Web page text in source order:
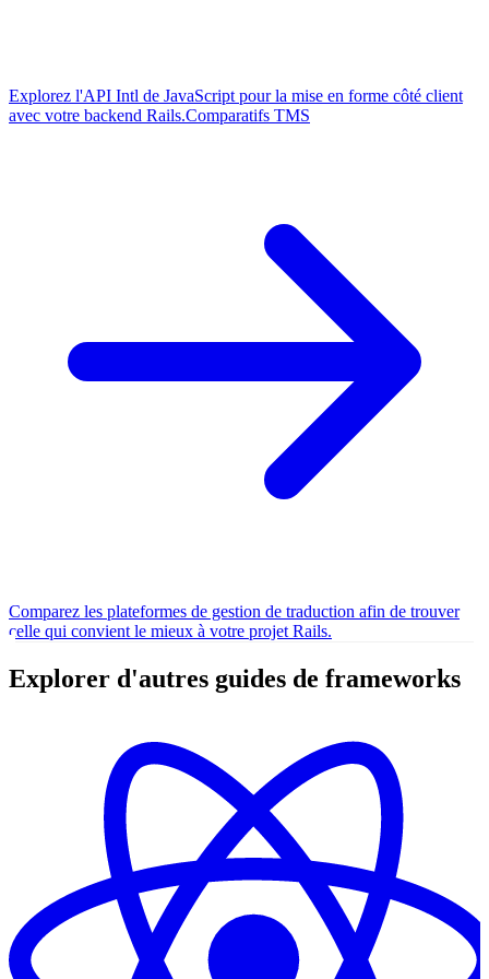
Explorez l'API Intl de JavaScript pour la mise en forme côté client
avec votre backend Rails.Comparatifs TMS
Comparez les plateformes de gestion de traduction afin de trouver
celle qui convient le mieux à votre projet Rails.
Explorer d'autres guides de frameworks